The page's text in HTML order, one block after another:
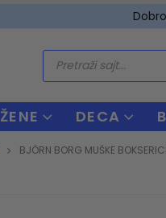
Products
search
ŽENE DECA
BJÖRN BORG MUŠKE